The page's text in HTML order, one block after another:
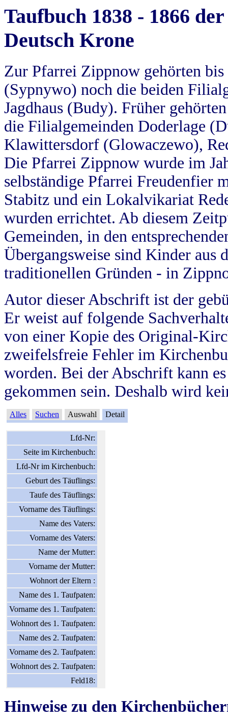
Taufbuch 1838 - 1866
Deutsch Krone
Zur Pfarrei Zippnow gehörten
(Sypnywo) noch die beiden
Jagdhaus (Budy). Früher
die Filialgemeinden Doderlage
Klawittersdorf (Glowaczewo),
Die Pfarrei Zippnow wurde im
selbständige Pfarrei Freudenfier
Stabitz und ein Lokalvikariat
wurden errichtet. Ab diesem
Gemeinden, in den
Übergangsweise sind Kinder aus
traditionellen Gründen - in
Autor dieser Abschrift ist der
Er weist auf folgende
von einer Kopie des Original-
zweifelsfreie Fehler im
worden. Bei der Abschrift kann
gekommen sein. Deshalb wird
Alles Suchen Auswahl Detail
Lfd-Nr:
Seite im Kirchenbuch:
Lfd-Nr im Kirchenbuch:
Geburt des Täuflings:
Taufe des Täuflings:
Vorname des Täuflings:
Name des Vaters:
Vorname des Vaters:
Name der Mutter:
Vorname der Mutter:
Wohnort der Eltern :
Name des 1. Taufpaten:
Vorname des 1. Taufpaten:
Wohnort des 1. Taufpaten:
Name des 2. Taufpaten:
Vorname des 2. Taufpaten:
Wohnort des 2. Taufpaten:
Feld18:
Hinweise zu den